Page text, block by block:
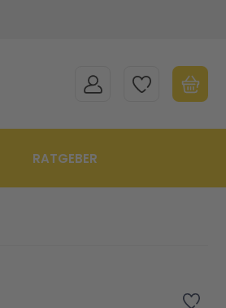
MEIN KONTOMEINE WUNSCHLISTE
RATGEBER
Zur